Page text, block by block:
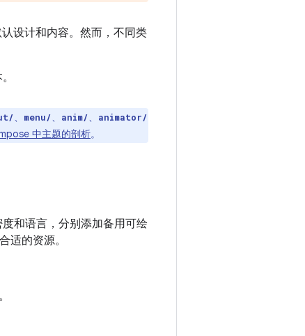
设计和内容。然而，不同类
、 menu/、 anim/、 animator/
中主题的剖析。
和语言，分别添加备用可绘
适的资源。